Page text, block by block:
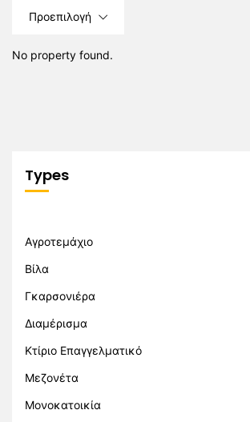
Προεπιλογή
No property found.
Types
Αγροτεμάχιο
Βίλα
Γκαρσονιέρα
Διαμέρισμα
Κτίριο Επαγγελματικό
Μεζονέτα
Μονοκατοικία